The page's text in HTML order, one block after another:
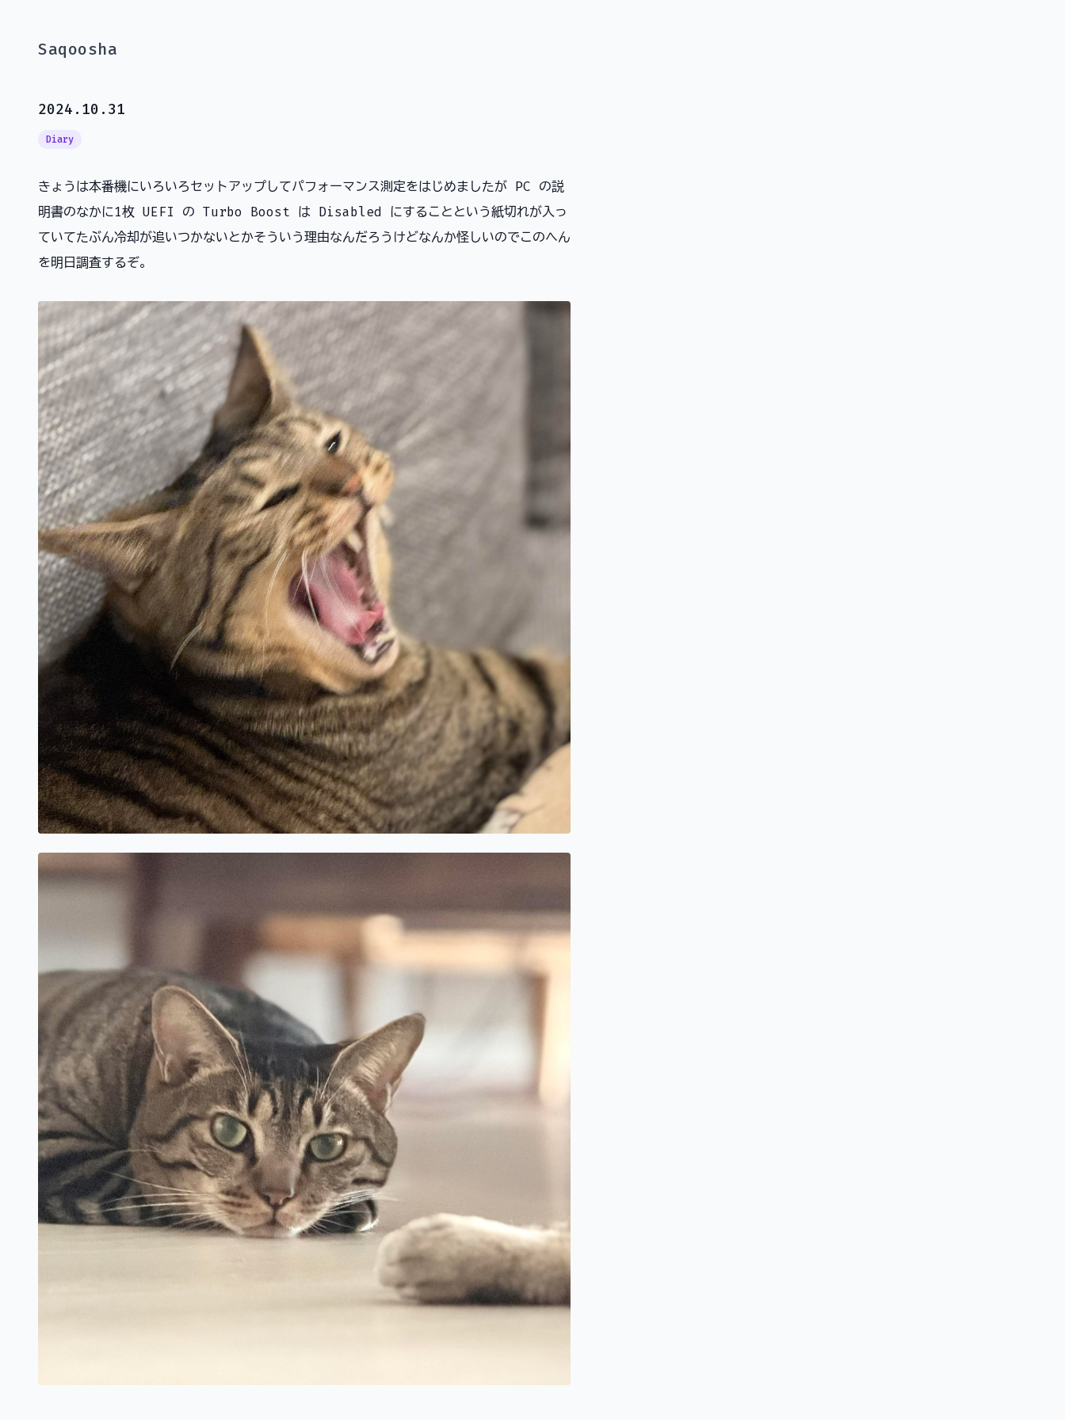
Saqoosha
2024.10.31
Diary
きょうは本番機にいろいろセットアップしてパフォーマンス測定をはじめましたが PC の説
明書のなかに1枚 UEFI の Turbo Boost は Disabled にすることという紙切れが入っ
ていてたぶん冷却が追いつかないとかそういう理由なんだろうけどなんか怪しいのでこのへん
を明日調査するぞ。